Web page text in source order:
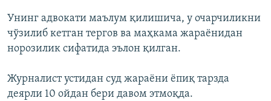
Унинг адвокати маълум қилишича, у очарчиликни
чўзилиб кетган тергов ва маҳкама жараёнидан
норозилик сифатида эълон қилган.
Журналист устидан суд жараёни ёпиқ тарзда
деярли 10 ойдан бери давом этмоқда.